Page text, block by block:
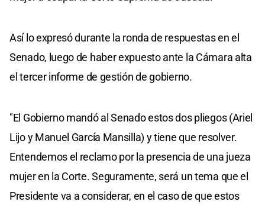
Así lo expresó durante la ronda de respuestas en el
Senado, luego de haber expuesto ante la Cámara alta
el tercer informe de gestión de gobierno.
"El Gobierno mandó al Senado estos dos pliegos (Ariel
Lijo y Manuel García Mansilla) y tiene que resolver.
Entendemos el reclamo por la presencia de una jueza
mujer en la Corte. Seguramente, será un tema que el
Presidente va a considerar, en el caso de que estos